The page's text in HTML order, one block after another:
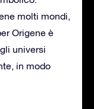
molti mondi,
Origene è
universi
in modo